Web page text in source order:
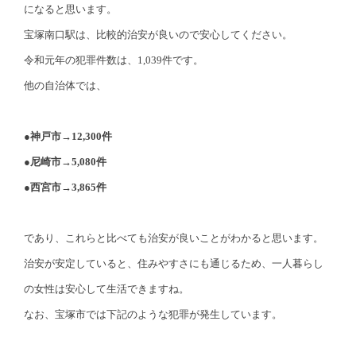
になると思います。
宝塚南口駅は、比較的治安が良いので安心してください。
令和元年の犯罪件数は、1,039件です。
他の自治体では、
●神戸市→12,300件
●尼崎市→5,080件
●西宮市→3,865件
であり、これらと比べても治安が良いことがわかると思います。
治安が安定していると、住みやすさにも通じるため、一人暮らし
の女性は安心して生活できますね。
なお、宝塚市では下記のような犯罪が発生しています。